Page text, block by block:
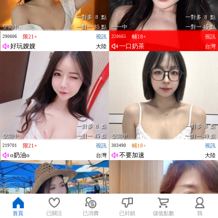
空閒中
一對多 8 點
一對一 35 點
限21+
視訊
290606
好玩嫂嫂 大陸
一一中
一對多 8 點
一對一 45 點
輔18+
視訊
228665
一口奶茶 台灣
空閒中
一對多 8 點
一對一 45 點
限21+
視訊
219701
o奶油o 台灣
空閒中
一對多 8 點
一對一 40 點
輔18+
視訊
303490
不要加速 大陸
首頁 已關注 已消費 已封鎖 儲值點數 我